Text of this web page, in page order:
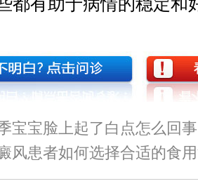
宝宝脸上起了白点怎么回
风患者如何选择合适的食